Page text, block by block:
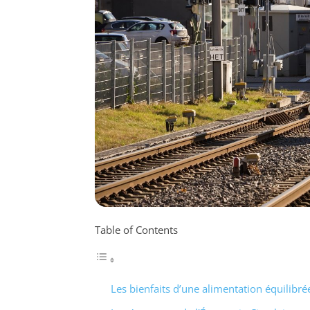
Table of Contents
Les bienfaits d’une alimentation